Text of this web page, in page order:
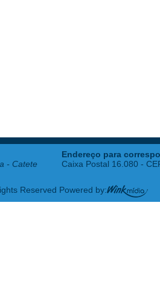
- Catete
Endereço para
Caixa Postal 16.080 -
Reserved Powered by: